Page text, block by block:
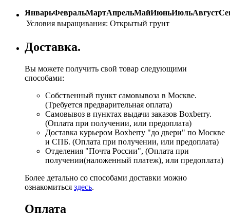
ЯнварьФевральМартАпрельМайИюньИюльАвгуст
Условия выращивания: Открытый грунт
Доставка.
Вы можете получить свой товар следующими
способами:
Собственный пункт самовывоза в Москве.
(Требуется предварительная оплата)
Самовывоз в пунктах выдачи заказов Boxberry.
(Оплата при получении, или предоплата)
Доставка курьером Boxberry "до двери" по Москве
и СПБ. (Оплата при получении, или предоплата)
Отделения "Почта России", (Оплата при
получении(наложенный платеж), или предоплата)
Более детально со способами доставки можно
ознакомиться здесь.
Оплата